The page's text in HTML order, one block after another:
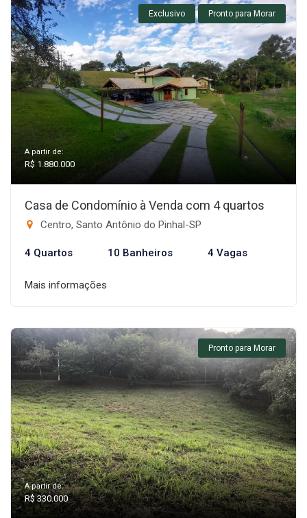
Exclusivo Pronto para Morar
A partir de:
R$ 1.880.000
Casa de Condomínio à Venda com 4 quartos
Centro, Santo Antônio do Pinhal-SP
4 Quartos 10 Banheiros 4 Vagas
Mais informações
Pronto para Morar
A partir de:
R$ 330.000